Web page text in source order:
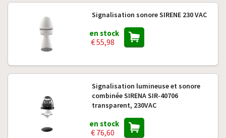
Signalisation sonore SIRENE 230 VAC
en stock
€ 55,98
Signalisation lumineuse et sonore
combinée SIRENA SIR-40706
transparent, 230VAC
en stock
€ 76,60